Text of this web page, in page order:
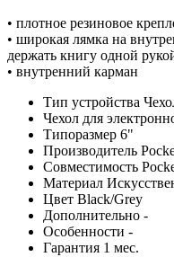
• плотное резиновое
• широкая лямка на
держать книгу одной
• внутренний карман
Тип устройства
Чехол для
Типоразмер 6"
Производитель
Совместимость
Материал
Цвет Black/Grey
Дополнительно -
Особенности -
Гарантия 1 мес.